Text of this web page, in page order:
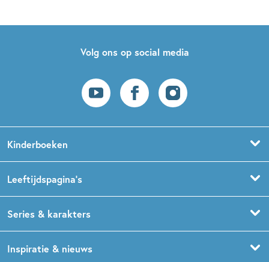
Volg ons op social media
Kinderboeken
Prentenboeken
Babyboeken
Leeftijdspagina’s
Boekentips 1,5 - 3 jaar
Series & karakters
Inspiratie & nieuws